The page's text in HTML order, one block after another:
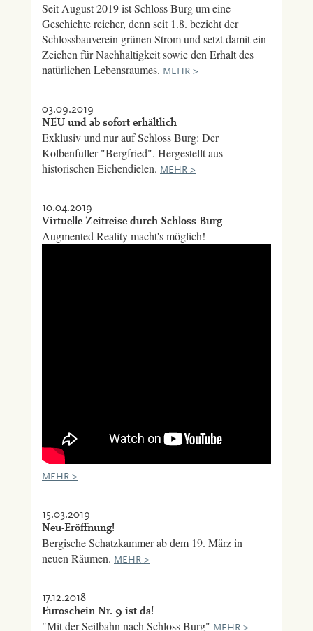
Seit August 2019 ist Schloss Burg um eine
Geschichte reicher, denn seit 1.8. bezieht der
Schlossbauverein grünen Strom und setzt damit ein
Zeichen für Nachhaltigkeit sowie den Erhalt des
natürlichen Lebensraumes. MEHR >
03.09.2019
NEU und ab sofort erhältlich
Exklusiv und nur auf Schloss Burg: Der
Kolbenfüller "Bergfried". Hergestellt aus
historischen Eichendielen. MEHR >
10.04.2019
Virtuelle Zeitreise durch Schloss Burg
Augmented Reality macht's möglich!
MEHR >
15.03.2019
Neu-Eröffnung!
Bergische Schatzkammer ab dem 19. März in
neuen Räumen. MEHR >
17.12.2018
Euroschein Nr. 9 ist da!
"Mit der Seilbahn nach Schloss Burg" MEHR >